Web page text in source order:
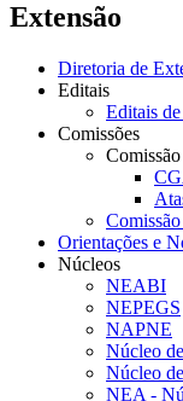
Extensão
Diretoria de
Editais
Editais
Comissões
Orientações e
Núcleos
NEABI
NEPEGS
NAPNE
Núcleo
Núcleo
NEA -